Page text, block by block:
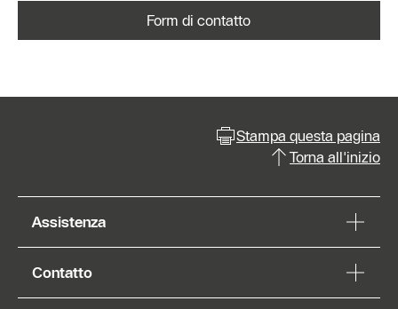
Form di contatto
Stampa questa pagina
Torna all'inizio
Assistenza
Contatto